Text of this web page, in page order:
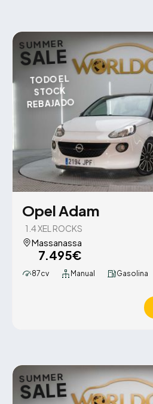
SUMMER
SALE
TODO EL
STOCK
REBAJADO
Opel Adam
1.4 XEL ROCKS
Massanassa
7.495€
87cv Manual Gasolina
SUMMER
SALE